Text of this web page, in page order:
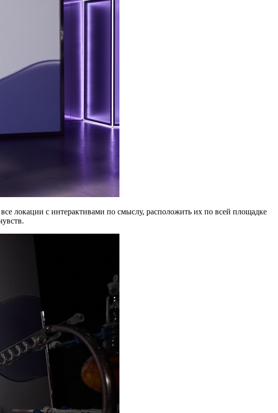
локации с интерактивами по смыслу, расположить их по всей площадке